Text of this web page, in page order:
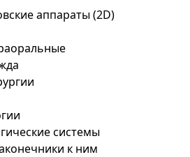
аппараты (2D)
системы
к ним